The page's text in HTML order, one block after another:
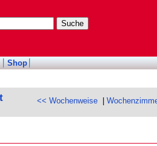
Shop
<< Wochenweise |